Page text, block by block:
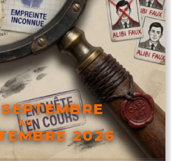
AU
2026